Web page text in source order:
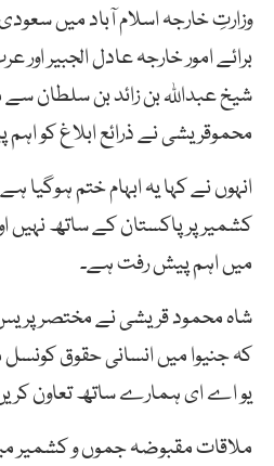
وزارتِ خارجہ اسلام آباد میں
برائے امور خارجہ عادل الجبیر اور
شیخ عبداللہ بن زائد بن سلطان
محموقریشی نے ذرائع ابلاغ کو
انہوں نے کہا یہ ابہام ختم
کشمیر پر پاکستان کے ساتھ نہیں
میں اہم پیش رفت ہے۔
شاہ محمود قریشی نے مختصر پریس
کہ جنیوا میں انسانی حقوق
یو اے ای ہمارے ساتھ تعاون
ملاقات مقبوضہ جموں و کشمیر